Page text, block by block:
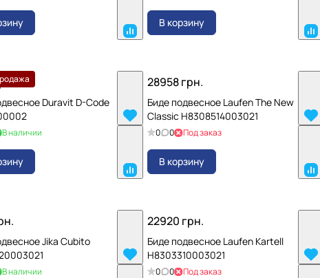
В корзину
Duravit D-Code
В наличии
28958 грн.
Биде подвесное Laufen The New
Classic H8308514003021
0 0 Под заказ
В корзину
Jika Cubito
В наличии
22920 грн.
Биде подвесное Laufen Kartell
H8303310003021
0 0 Под заказ